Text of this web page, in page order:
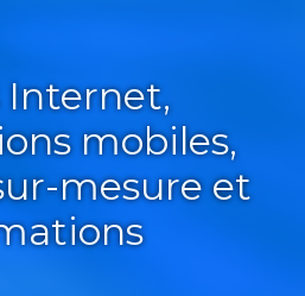
Internet,
mobiles,
mesure et